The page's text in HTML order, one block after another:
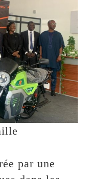
par une